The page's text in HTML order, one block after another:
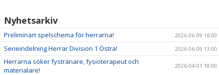
Nyhetsarkiv
Preliminärt spelschema för herrarna! 2026-06-09 16:00
Serieindelning Herrar Division 1 Östra! 2026-06-09 13:00
Herrarna söker fystränare, fysioterapeut och
materialare!
2026-04-01 18:00